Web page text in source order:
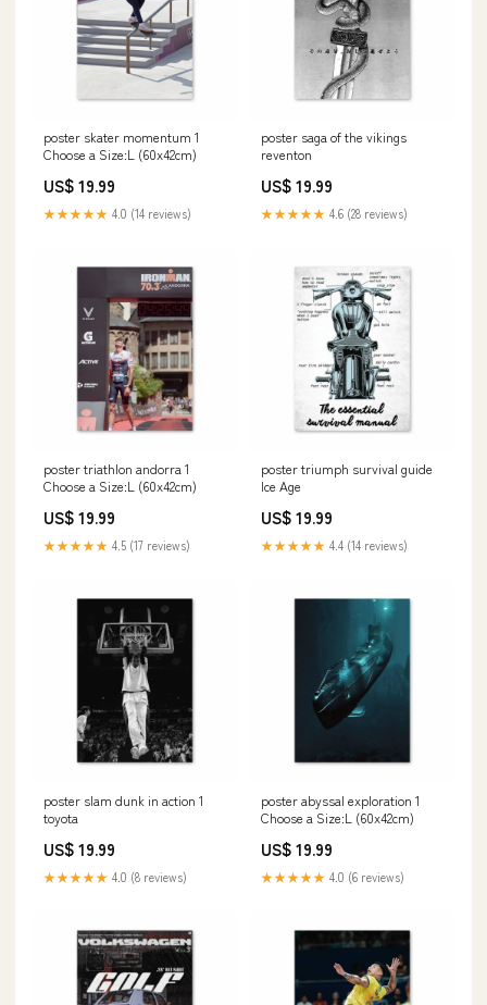
poster skater momentum 1
Choose a Size:L (60x42cm)
US$ 19.99
★★★★★ 4.0 (14 reviews)
poster saga of the vikings
reventon
US$ 19.99
★★★★★ 4.6 (28 reviews)
poster triathlon andorra 1
Choose a Size:L (60x42cm)
US$ 19.99
★★★★★ 4.5 (17 reviews)
poster triumph survival guide
Ice Age
US$ 19.99
★★★★★ 4.4 (14 reviews)
poster slam dunk in action 1
toyota
US$ 19.99
★★★★★ 4.0 (8 reviews)
poster abyssal exploration 1
Choose a Size:L (60x42cm)
US$ 19.99
★★★★★ 4.0 (6 reviews)